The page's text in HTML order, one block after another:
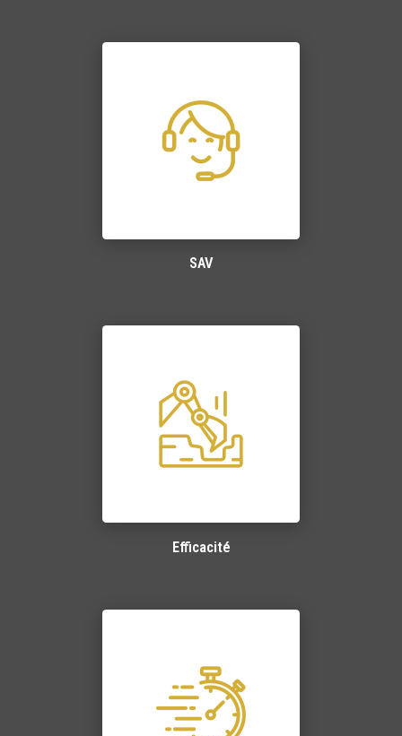
SAV
Efficacité